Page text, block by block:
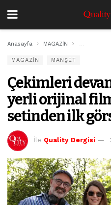
Anasayfa MAGAZİN
MAGAZİN MANŞET
Çekimleri
yerli orijinal film
setinden ilk
İle Quality Dergisi